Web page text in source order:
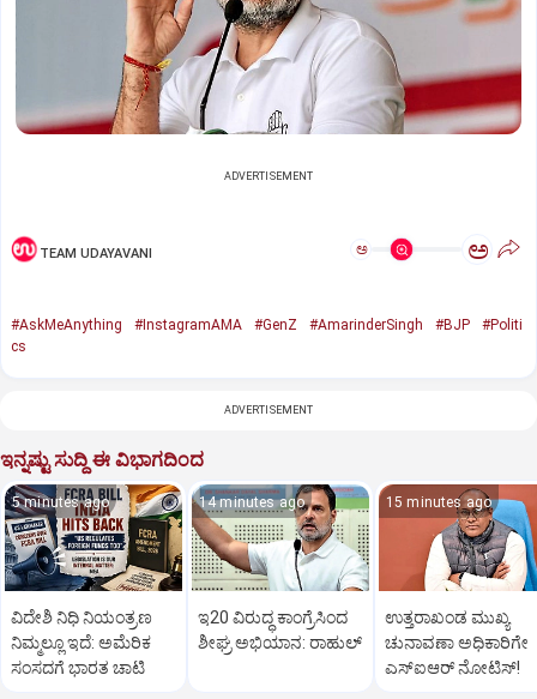
ADVERTISEMENT
TEAM UDAYAVANI ಅ ಅ
#AskMeAnything #InstagramAMA #GenZ #AmarinderSingh #BJP
#Politi
cs
ADVERTISEMENT
ಇನ್ನಷ್ಟು ಸುದ್ದಿ ಈ ವಿಭಾಗದಿಂದ
5 minutes ago
ವಿದೇಶಿ ನಿಧಿ ನಿಯಂತ್ರಣ
ನಿಮ್ಮಲ್ಲೂ ಇದೆ: ಅಮೆರಿಕ
ಸಂಸದಗೆ ಭಾರತ ಚಾಟಿ
14 minutes ago
ಇ20 ವಿರುದ್ಧ ಕಾಂಗ್ರೆಸಿಂದ
ಶೀಘ್ರ ಅಭಿಯಾನ: ರಾಹುಲ್‌
15 minutes ago
ಉತ್ತರಾಖಂಡ ಮುಖ್ಯ
ಚುನಾವಣಾ ಅಧಿಕಾರಿಗೇ
ಎಸ್‌ಐಆರ್ ನೋಟಿಸ್!